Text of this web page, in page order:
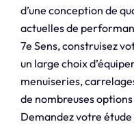
d’une conception de
actuelles de
7e Sens, construisez
un large choix
menuiseries,
de nombreuses
Demandez votre